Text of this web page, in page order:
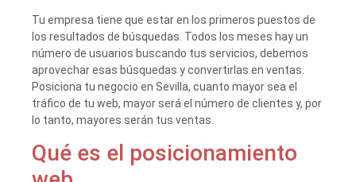
Tu empresa tiene que estar en los primeros puestos de
los resultados de búsquedas. Todos los meses hay un
número de usuarios buscando tus servicios, debemos
aprovechar esas búsquedas y convertirlas en ventas.
Posiciona tu negocio en Sevilla, cuanto mayor sea el
tráfico de tu web, mayor será el número de clientes y, por
lo tanto, mayores serán tus ventas.
Qué es el posicionamiento